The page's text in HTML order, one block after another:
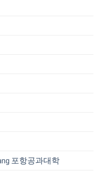
포항공과대학